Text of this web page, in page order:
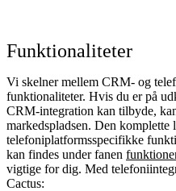
Funktionaliteter
Vi skelner mellem CRM- og
funktionaliteter. Hvis du er på
CRM-integration kan tilbyde,
markedspladsen. Den komplette
telefoniplatformsspecifikke
kan findes under fanen
vigtige for dig. Med
Cactus: